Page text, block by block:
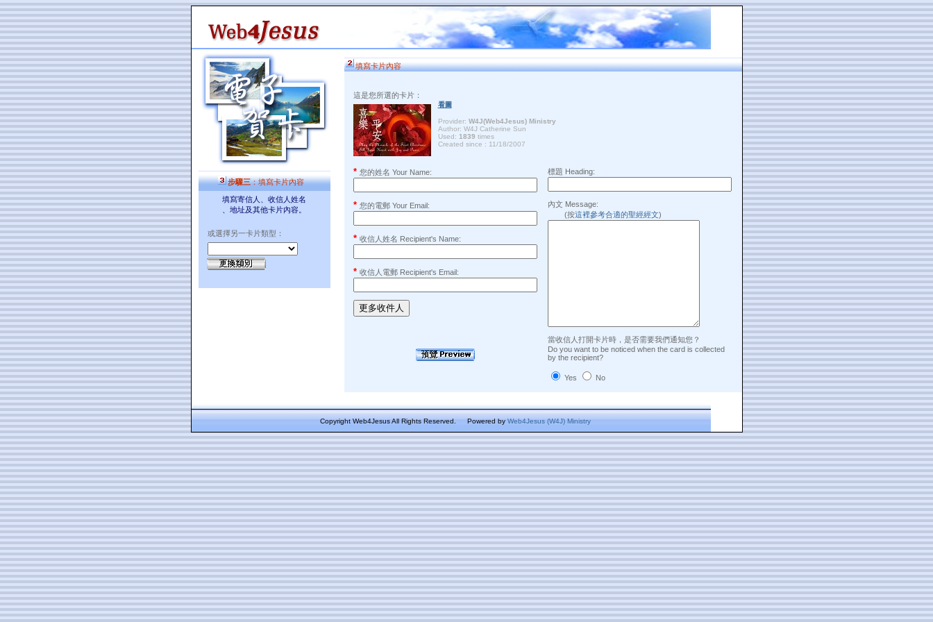
步驟三：填寫卡片內容
填寫寄信人、收信人姓名
、地址及其他卡片內容。
或選擇另一卡片類型：
填寫卡片內容
這是您所選的卡片：
看圖
Provider: W4J(Web4Jesus) Ministry
Author: W4J Catherine Sun
Used: 1839 times
Created since : 11/18/2007
* 您的姓名 Your Name:
* 您的電郵 Your Email:
* 收信人姓名 Recipient's Name:
* 收信人電郵 Recipient's Email:
標題 Heading:
內文 Message:
(按這裡參考合適的聖經經文)
當收信人打開卡片時，是否需要我們通知您？
Do you want to be noticed when the card is collected
by the recipient?
Yes No
Copyright Web4Jesus All Rights Reserved. Powered byWeb4Jesus (W4J) Ministry